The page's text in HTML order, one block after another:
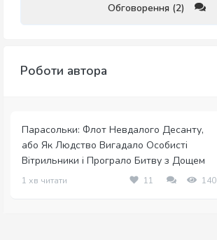
Обговорення (2)
Роботи автора
Парасольки: Флот Невдалого Десанту,
або Як Людство Вигадало Особисті
Вітрильники і Програло Битву з Дощем
1 хв читати 11 140